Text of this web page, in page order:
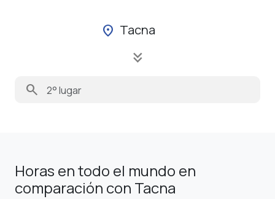
location_on Tacna
keyboard_double_arrow_down
search
Horas en todo el mundo en
comparación con Tacna